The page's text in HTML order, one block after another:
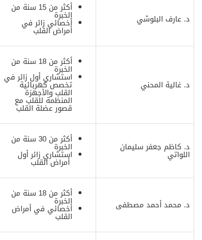
د. عارف البلوشي
أكثر من 15 سنة من
الخبرة
أخصائي زائر في
أمراض القلب
د. غالية المحني
أكثر من 18 سنة من
الخبرة
استشاري أول زائر في
تخصص كهربائية
القلب والأجهزة
المنظمة للقلب مع
قصور عضلة القلب
د. كاظم جعفر سليمان
اللواتي
أكثر من 30 سنة من
الخبرة
استشاري زائر أول
أمراض القلب
د. محمد أحمد مصطفى
أكثر من 18 سنة من
الخبرة
أخصائي في أمراض
القلب